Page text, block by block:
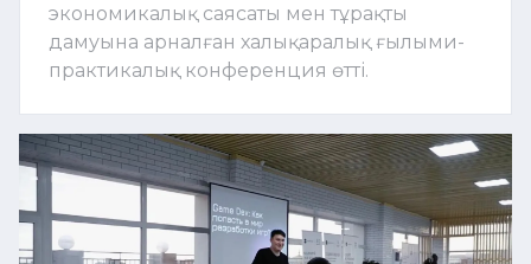
экономикалық саясаты мен тұрақты
дамуына арналған халықаралық ғылыми-
практикалық конференция өтті.